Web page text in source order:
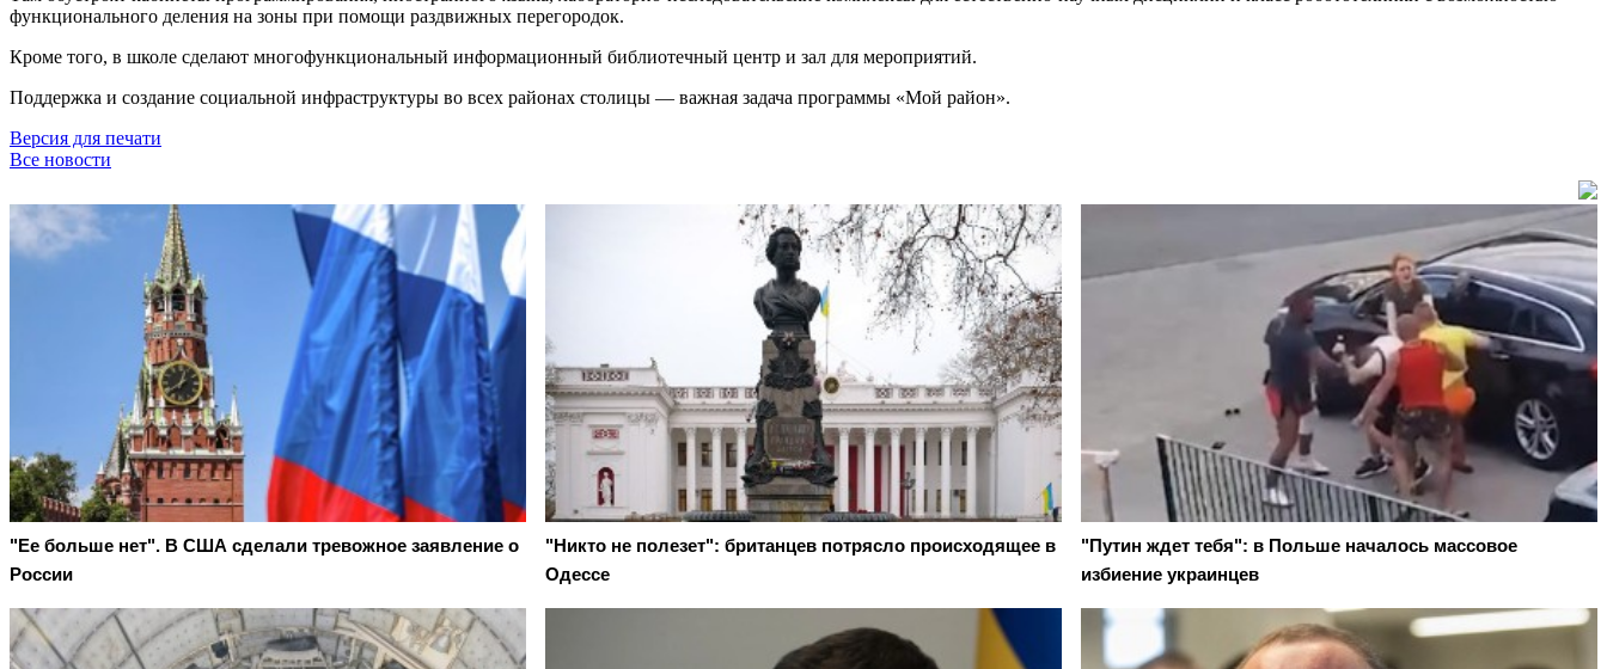
функционального деления на зоны при помощи раздвижных перегородок.
Кроме того, в школе сделают многофункциональный информационный библиотечный центр и зал для мероприятий.
Поддержка и создание социальной инфраструктуры во всех районах столицы — важная задача программы «Мой район».
Версия для печати
Все новости
"Ее больше нет". В США сделали тревожное заявление о
России
"Никто не полезет": британцев потрясло происходящее в
Одессе
"Путин ждет тебя": в Польше началось массовое
избиение украинцев